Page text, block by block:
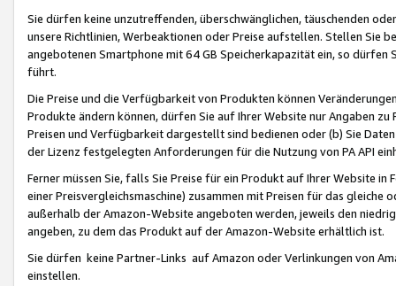
Sie dürfen keine unzutreffenden, überschwänglichen, täuschenden
unsere Richtlinien, Werbeaktionen oder Preise aufstellen. Stellen Sie
angebotenen Smartphone mit 64 GB Speicherkapazität ein, so dürfen
führt.
Die Preise und die Verfügbarkeit von Produkten können
Produkte ändern können, dürfen Sie auf Ihrer Website nur Angaben
Preisen und Verfügbarkeit dargestellt sind bedienen oder (b) Sie
der Lizenz festgelegten Anforderungen für die Nutzung von PA API
Ferner müssen Sie, falls Sie Preise für ein Produkt auf Ihrer Website
einer Preisvergleichsmaschine) zusammen mit Preisen für das
außerhalb der Amazon-Website angeboten werden, jeweils den
angeben, zu dem das Produkt auf der Amazon-Website erhältlich ist.
Sie dürfen keine Partner-Links auf Amazon oder Verlinkungen von
einstellen.